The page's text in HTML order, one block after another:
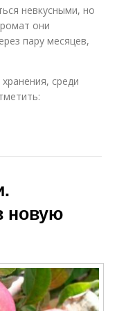
невкусными, но
они
пару месяцев,
среди
новую